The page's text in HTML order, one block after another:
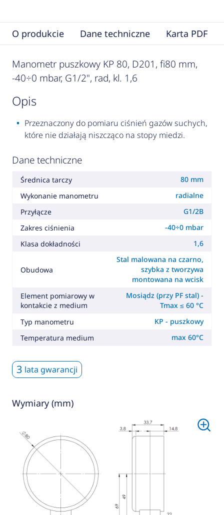
O produkcie Dane techniczne Karta PDF
Manometr puszkowy KP 80, D201, fi80 mm,
-40÷0 mbar, G1/2", rad, kl. 1,6
opis
Przeznaczony do pomiaru ciśnień gazów suchych,
które nie działają niszcząco na stopy miedzi.
Dane techniczne
Średnica tarczy
80 mm
Wykonanie manometru
radialne
Przyłącze
G1/2B
Zakres ciśnienia
-40÷0 mbar
Klasa dokładności
1,6
Obudowa
Stal malowana na czarno,
szybka z tworzywa
montowana na wcisk
Element pomiarowy w
kontakcie z medium
Mosiądz (przy PF stal) -
Tmax ≤ 60 °C
Typ manometru
KP - puszkowy
Temperatura medium
max 60°C
3 lata gwarancji
Wymiary (mm)